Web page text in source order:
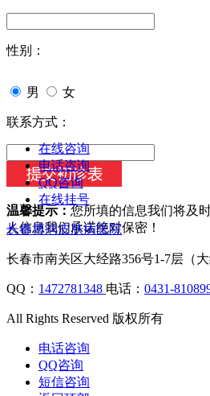
性别：
男 女
联系方式：
温馨提示： 您所填的信息我们将及
人信息我们承诺绝对保密！
在线咨询
电话咨询
QQ咨询
在线挂号
长春博润皮肤病医院
长春市南关区大经路356号1-7层（
QQ： 1472781348 电话： 0431-
All Rights Reserved 版权所有
电话咨询
QQ咨询
短信咨询